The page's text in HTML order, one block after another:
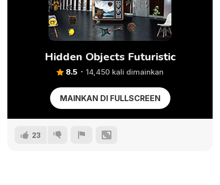
Hidden Objects Futuristic
8.5 14,450 kali dimainkan
MAINKAN DI FULLSCREEN
23